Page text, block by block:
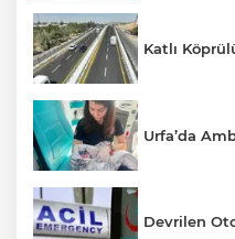
Katlı
Urfa’da
Devrilen